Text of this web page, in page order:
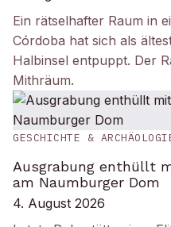
Ein rätselhafter Raum in
Córdoba hat sich als
Halbinsel entpuppt. Der
Mithräum.
GESCHICHTE &
Ausgrabung enthüllt
am Naumburger Dom
4. August 2026